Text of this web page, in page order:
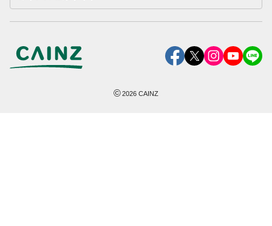
©2026 CAINZ